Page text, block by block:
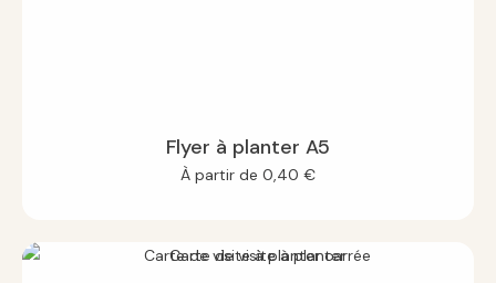
Flyer à planter A5
À partir de 0,40 €